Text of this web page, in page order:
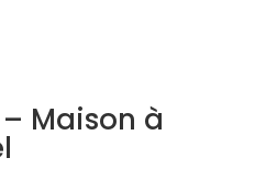
Maison à